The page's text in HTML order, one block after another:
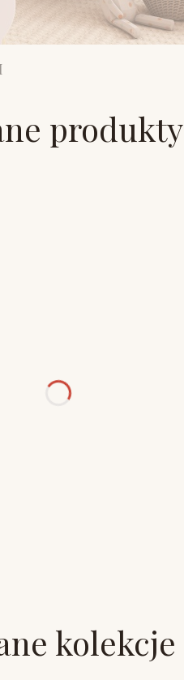
produkty
kolekcje